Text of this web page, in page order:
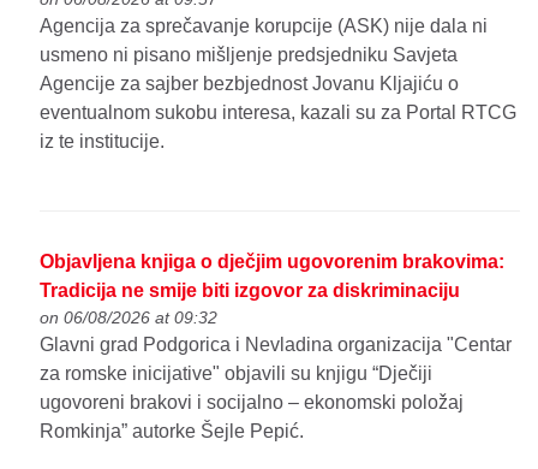
Agencija za sprečavanje korupcije (ASK) nije dala ni
usmeno ni pisano mišljenje predsjedniku Savjeta
Agencije za sajber bezbjednost Jovanu Kljajiću o
eventualnom sukobu interesa, kazali su za Portal RTCG
iz te institucije.
Objavljena knjiga o dječjim ugovorenim brakovima:
Tradicija ne smije biti izgovor za diskriminaciju
on 06/08/2026 at 09:32
Glavni grad Podgorica i Nevladina organizacija "Centar
za romske inicijative" objavili su knjigu “Dječiji
ugovoreni brakovi i socijalno – ekonomski položaj
Romkinja” autorke Šejle Pepić.